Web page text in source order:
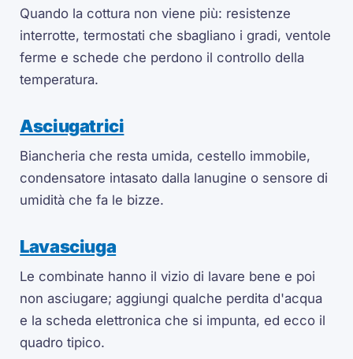
Quando la cottura non viene più: resistenze
interrotte, termostati che sbagliano i gradi, ventole
ferme e schede che perdono il controllo della
temperatura.
Asciugatrici
Biancheria che resta umida, cestello immobile,
condensatore intasato dalla lanugine o sensore di
umidità che fa le bizze.
Lavasciuga
Le combinate hanno il vizio di lavare bene e poi
non asciugare; aggiungi qualche perdita d'acqua
e la scheda elettronica che si impunta, ed ecco il
quadro tipico.